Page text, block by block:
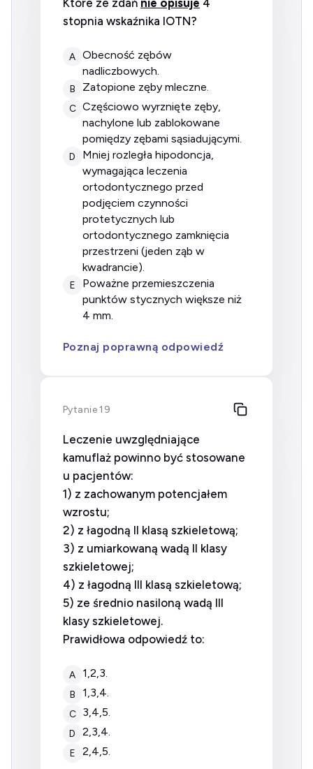
Które ze zdań nie opisuje 4
stopnia wskaźnika IOTN?
A
obecność zębów
nadliczbowych.
B zatopione zęby mleczne.
C częściowo wyrznięte zęby,
nachylone lub zablokowane
pomiędzy zębami sąsiadującymi.
D
mniej rozległa hipodoncja,
wymagająca leczenia
ortodontycznego przed
podjęciem czynności
protetycznych lub
ortodontycznego zamknięcia
przestrzeni (jeden ząb w
kwadrancie).
E
poważne przemieszczenia
punktów stycznych większe niż
4 mm.
Poznaj poprawną odpowiedź
Pytanie 19
Leczenie uwzględniające
kamuflaż powinno być stosowane
u pacjentów:
1) z zachowanym potencjałem
wzrostu;
2) z łagodną II klasą szkieletową;
3) z umiarkowaną wadą II klasy
szkieletowej;
4) z łagodną III klasą szkieletową;
5) ze średnio nasiloną wadą III
klasy szkieletowej.
Prawidłowa odpowiedź to:
A 1,2,3.
B 1,3,4.
C 3,4,5.
D 2,3,4.
E 2,4,5.